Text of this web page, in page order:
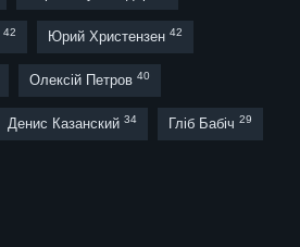
42 Юрий Христензен 42
Олексій Петров 40
Денис Казанский 34 Гліб Бабіч 29